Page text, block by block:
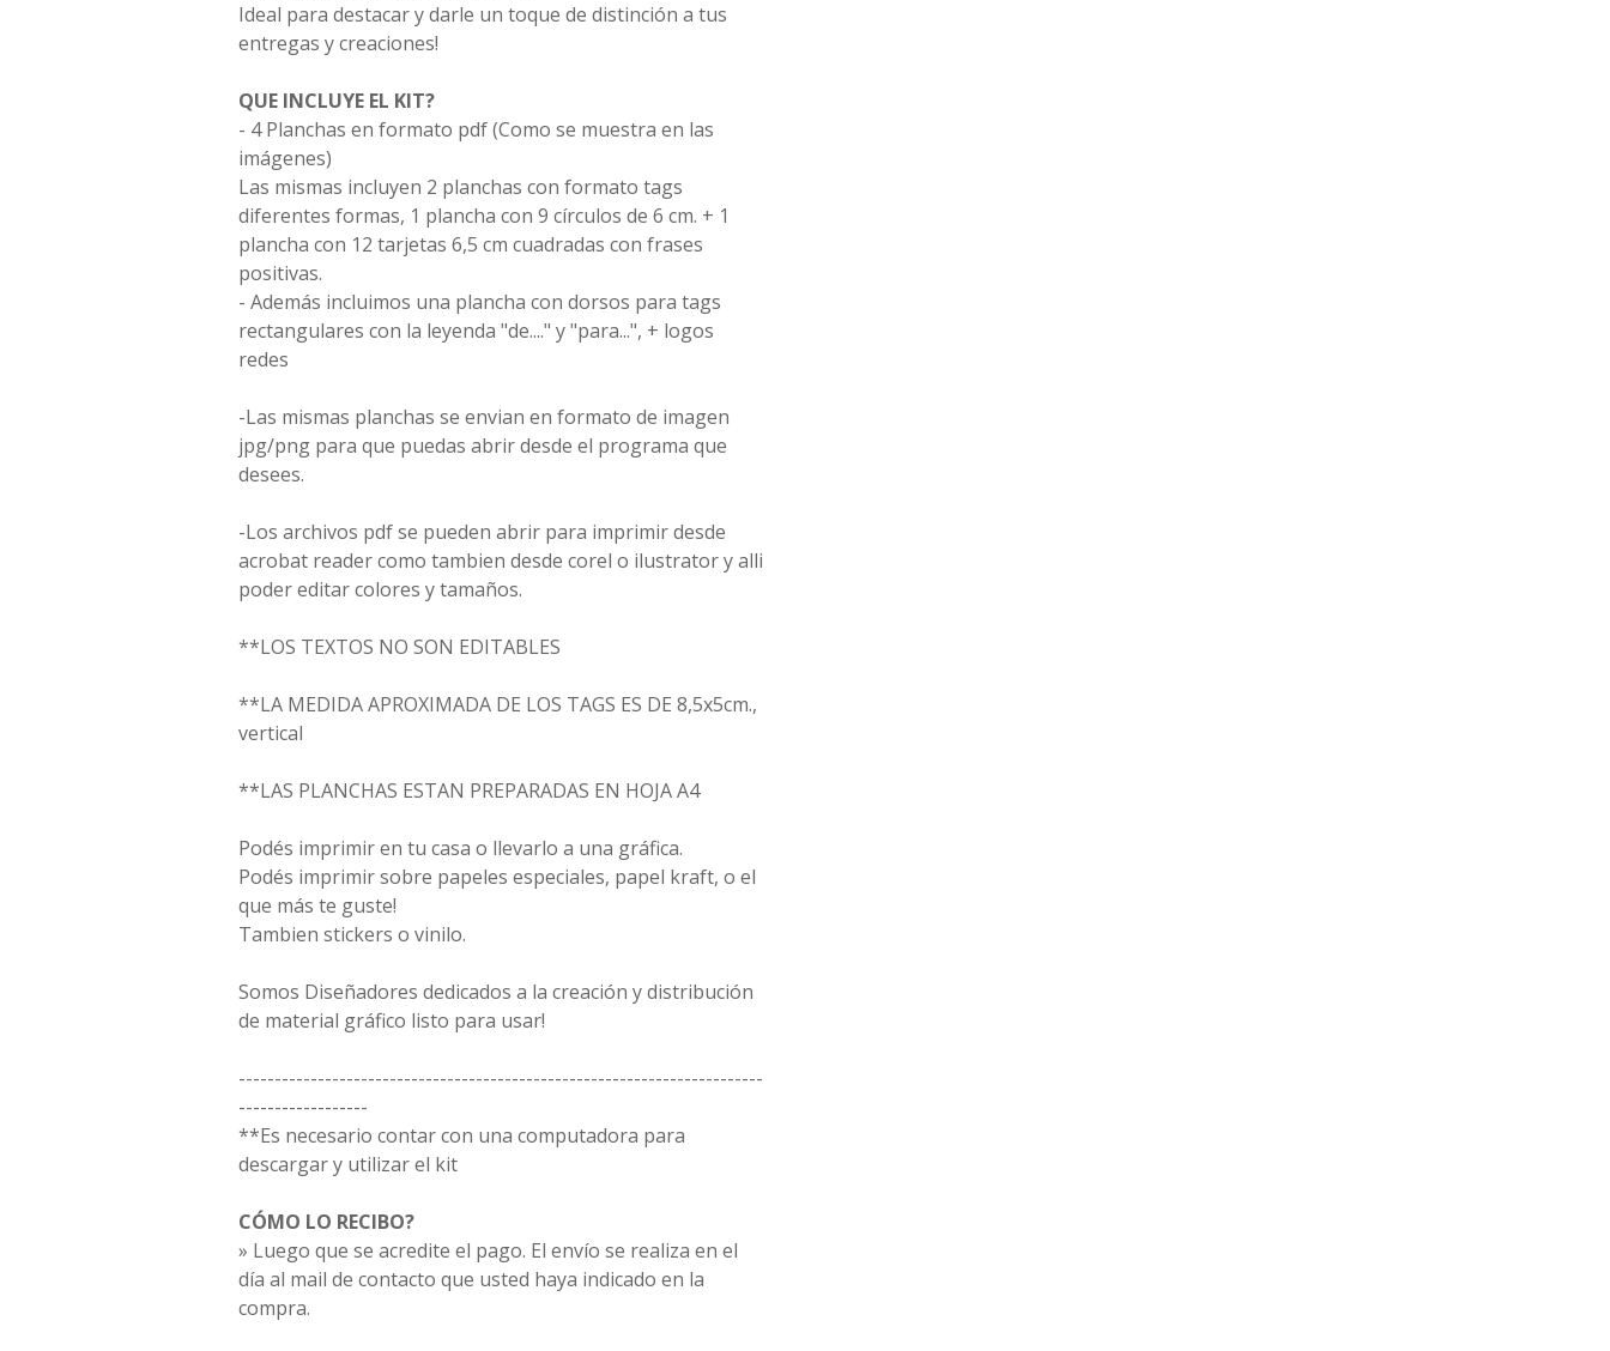
Ideal para destacar y darle un toque de distinción a tus
entregas y creaciones!
QUE INCLUYE EL KIT?
- 4 Planchas en formato pdf (Como se muestra en las
imágenes)
Las mismas incluyen 2 planchas con formato tags
diferentes formas, 1 plancha con 9 círculos de 6 cm. + 1
plancha con 12 tarjetas 6,5 cm cuadradas con frases
positivas.
- Además incluimos una plancha con dorsos para tags
rectangulares con la leyenda "de...." y "para...", + logos
redes
-Las mismas planchas se envian en formato de imagen
jpg/png para que puedas abrir desde el programa que
desees.
-Los archivos pdf se pueden abrir para imprimir desde
acrobat reader como tambien desde corel o ilustrator y alli
poder editar colores y tamaños.
**LOS TEXTOS NO SON EDITABLES
**LA MEDIDA APROXIMADA DE LOS TAGS ES DE 8,5x5cm.,
vertical
**LAS PLANCHAS ESTAN PREPARADAS EN HOJA A4
Podés imprimir en tu casa o llevarlo a una gráfica.
Podés imprimir sobre papeles especiales, papel kraft, o el
que más te guste!
Tambien stickers o vinilo.
Somos Diseñadores dedicados a la creación y distribución
de material gráfico listo para usar!
-------------------------------------------------------------------------
------------------
**Es necesario contar con una computadora para
descargar y utilizar el kit
CÓMO LO RECIBO?
» Luego que se acredite el pago. El envío se realiza en el
día al mail de contacto que usted haya indicado en la
compra.